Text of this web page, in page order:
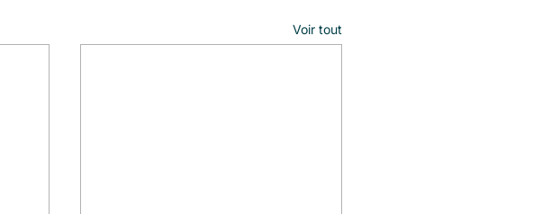
Voir tout